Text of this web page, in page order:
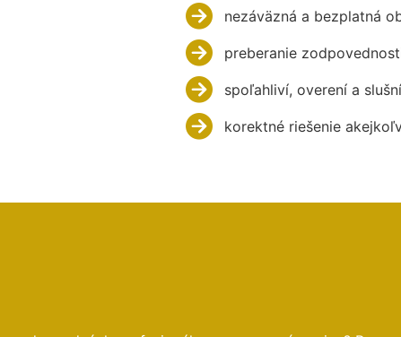
nezáväzná a bezplatná
preberanie
spoľahliví, overení a
korektné riešenie